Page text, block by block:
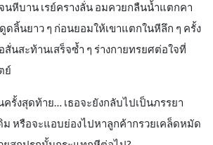
นหีบาน เรย์ครางลั่น อมควยกลืนน้ำแตกคา
ลิ้นยาว ๆ ก่อนยอมให้เขาแตกในหีลึก ๆ ครั้ง
สั่นสะท้านเสร็จซ้ำ ๆ ร่างกายทรยศต่อใจที่
ย์
รั้งสุดท้าย… เธอจะยังกลับไปเป็นภรรยา
ม หรือจะแอบย่องไปหาลูกค้ากรวยเคล็ดหมัด